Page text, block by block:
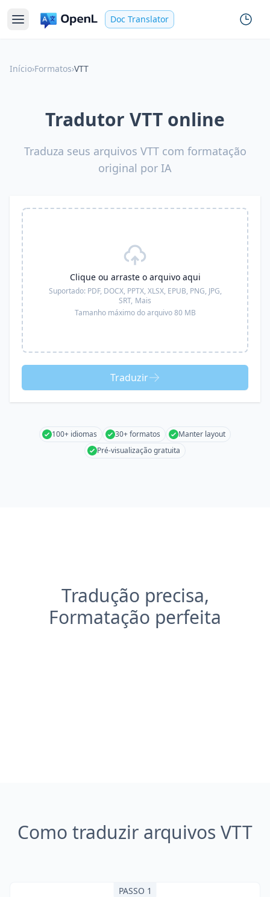
Doc Translator
Início›Formatos›VTT
Tradutor VTT online
Traduza seus arquivos VTT com formatação
original por IA
Clique ou arraste o arquivo aqui
Suportado: PDF, DOCX, PPTX, XLSX, EPUB, PNG, JPG,
SRT, Mais
Tamanho máximo do arquivo 80 MB
Traduzir
100+ idiomas 30+ formatos
Manter layout
Pré-visualização gratuita
Tradução precisa,
Formatação perfeita
Como traduzir arquivos VTT
PASSO 1